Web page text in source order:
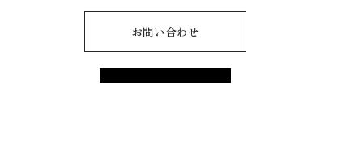
お問い合わせ